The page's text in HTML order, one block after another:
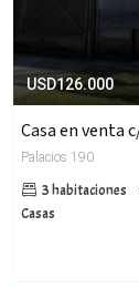
USD126.000
Casa en venta
Palacios 190
3 habitaciones
Casas